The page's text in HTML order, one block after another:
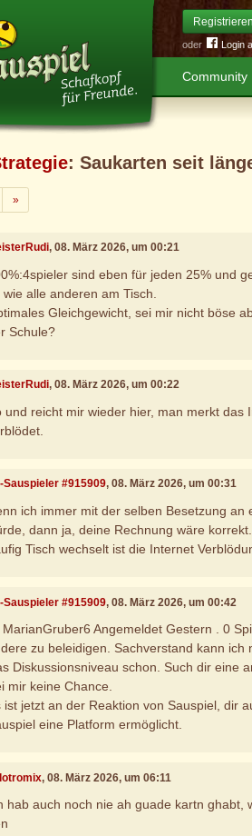
Registrieren
oder Login
Community
: Saukarten seit
»Weiter
, 08. März 2026, um 00:21
sind eben für jeden 25% und
wie alle anderen am Tisch.
Gleichgewicht, sei mir nicht böse
Schule?
, 08. März 2026, um 00:22
und reicht mir wieder hier, man merkt das
Sauspieler #915909, 08. März 2026, um 00:31
ich immer mit der selben Besetzung an
dann ja, deine Rechnung wäre
Tisch wechselt ist die Internet
Sauspieler #915909, 08. März 2026, um 00:42
MarianGruber6 Angemeldet Gestern . 0
zu beleidigen. Sachverstand kann ich
Diskussionsniveau schon. Such dir eine
mir keine Chance.
ist jetzt an der Reaktion von Sauspiel, dir
eine Platform ermöglicht.
, 08. März 2026, um 06:11
hab auch noch nie ah guade kartn ghabt,